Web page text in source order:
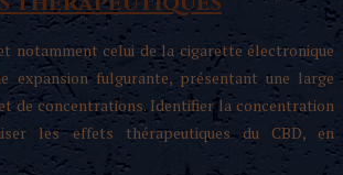
notamment celui de la cigarette électronique
expansion fulgurante, présentant une large
de concentrations. Identifier la concentration
les effets thérapeutiques du CBD, en